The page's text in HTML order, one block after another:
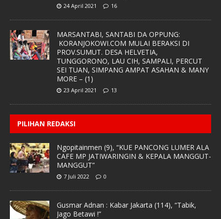
24 April 2021 16
MARSANTABI, SANTABI DA OPPUNG:
KORANJOKOWI.COM MULAI BERAKSI DI
PROV.SUMUT. DESA HELVETIA,
TUNGGORONO, LAU CIH, SAMPALI, PERCUT
SEI TUAN, SIMPANG AMPAT ASAHAN & MANY
MORE – (1)
23 April 2021 13
PILIHAN REDAKSI
Ngopitainmen (9), “KUE PANCONG LUMER ALA
CAFE MP JATIWARINGIN & KEPALA MANGGUT-
MANGGUT”
7 Juli 2022 0
Gusmar Adnan : Kabar Jakarta (114), “Tabik,
Jago Betawi !”